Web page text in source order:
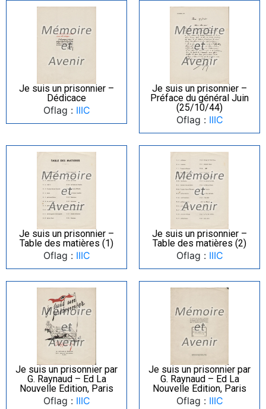
Je suis un prisonnier –
Dédicace
Oflag : IIIC
Je suis un prisonnier –
Préface du général Juin
(25/10/44)
Oflag : IIIC
Je suis un prisonnier –
Table des matières (1)
Oflag : IIIC
Je suis un prisonnier –
Table des matières (2)
Oflag : IIIC
Je suis un prisonnier par
G. Raynaud – Ed La
Nouvelle Edition, Paris
Oflag : IIIC
Je suis un prisonnier par
G. Raynaud – Ed La
Nouvelle Edition, Paris
Oflag : IIIC